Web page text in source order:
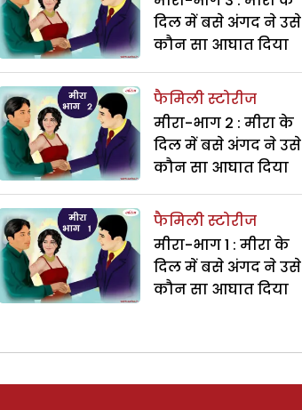
दिल में बसे अंगद ने उसे
कौन सा आघात दिया
फैमिली स्टोरीज
मीरा-भाग 2 : मीरा के
दिल में बसे अंगद ने उसे
कौन सा आघात दिया
फैमिली स्टोरीज
मीरा-भाग 1 : मीरा के
दिल में बसे अंगद ने उसे
कौन सा आघात दिया